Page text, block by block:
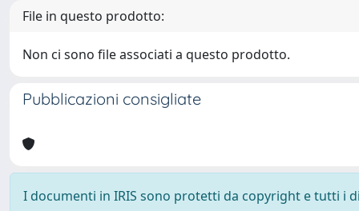
File in questo prodotto:
Non ci sono file associati a questo prodotto.
Pubblicazioni consigliate
I documenti in IRIS sono protetti da copyright e tutti i